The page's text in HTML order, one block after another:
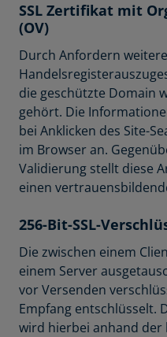
SSL Zertifikat mit
(OV)
Durch Anfordern
die geschützte Domain
gehört. Die
bei Anklicken des Site-
im Browser an.
Validierung stellt diese
einen
256-Bit-SSL-
Die zwischen einem
einem Server
vor Versenden
Empfang entschlüsselt.
wird hierbei anhand der